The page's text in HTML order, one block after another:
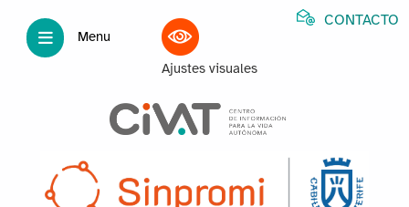
Menu
Ajustes visuales
CONTACTO